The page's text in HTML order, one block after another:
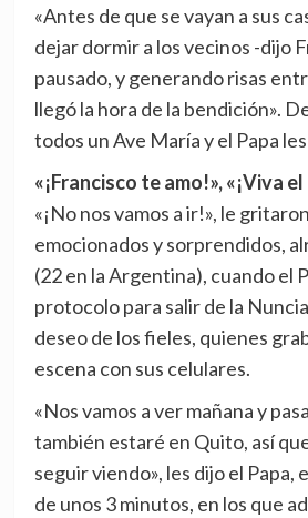
«Antes de que se vayan a sus
dejar dormir a los vecinos -dijo
pausado, y generando risas
llegó la hora de la bendición».
todos un Ave María y el Papa
«¡Francisco te amo!», «¡Viva
«¡No nos vamos a ir!», le
emocionados y sorprendidos,
(22 en la Argentina), cuando el
protocolo para salir de la
deseo de los fieles, quienes
escena con sus celulares.
«Nos vamos a ver mañana y
también estaré en Quito, así
seguir viendo», les dijo el Papa,
de unos 3 minutos, en los que